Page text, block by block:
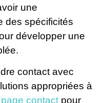
une
des spécificités
développer une
contact avec
appropriées à
page contact pour